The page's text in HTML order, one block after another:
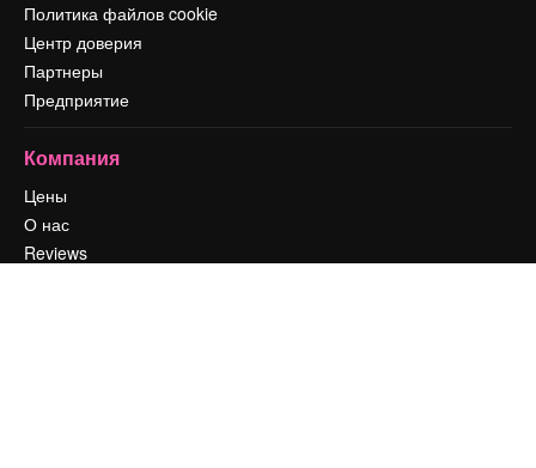
Политика файлов cookie
Центр доверия
Партнеры
Предприятие
Компания
Цены
О нас
Reviews